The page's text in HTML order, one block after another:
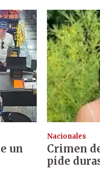
un
Nacionales
Crimen
pide